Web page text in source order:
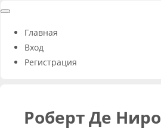
Главная
Вход
Регистрация
Роберт Де Ниро